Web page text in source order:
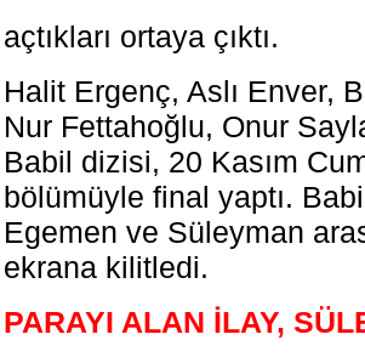
açtıkları ortaya çıktı.
Halit Ergenç, Aslı Enver,
Nur Fettahoğlu, Onur
Babil dizisi, 20 Kasım
bölümüyle final yaptı.
Egemen ve Süleyman
ekrana kilitledi.
PARAYI ALAN İLAY,